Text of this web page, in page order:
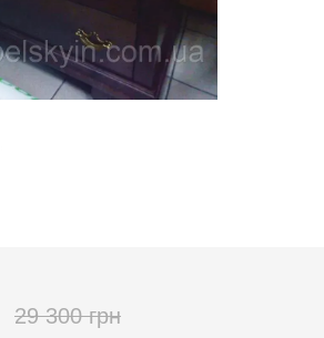
29 300 грн